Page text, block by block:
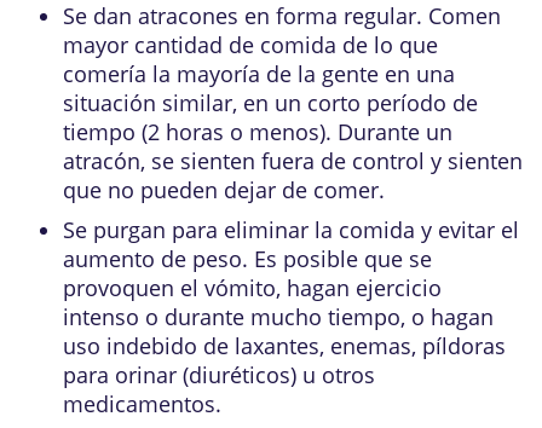
Se dan atracones en forma regular. Comen
mayor cantidad de comida de lo que
comería la mayoría de la gente en una
situación similar, en un corto período de
tiempo (2 horas o menos). Durante un
atracón, se sienten fuera de control y sienten
que no pueden dejar de comer.
Se purgan para eliminar la comida y evitar el
aumento de peso. Es posible que se
provoquen el vómito, hagan ejercicio
intenso o durante mucho tiempo, o hagan
uso indebido de laxantes, enemas, píldoras
para orinar (diuréticos) u otros
medicamentos.